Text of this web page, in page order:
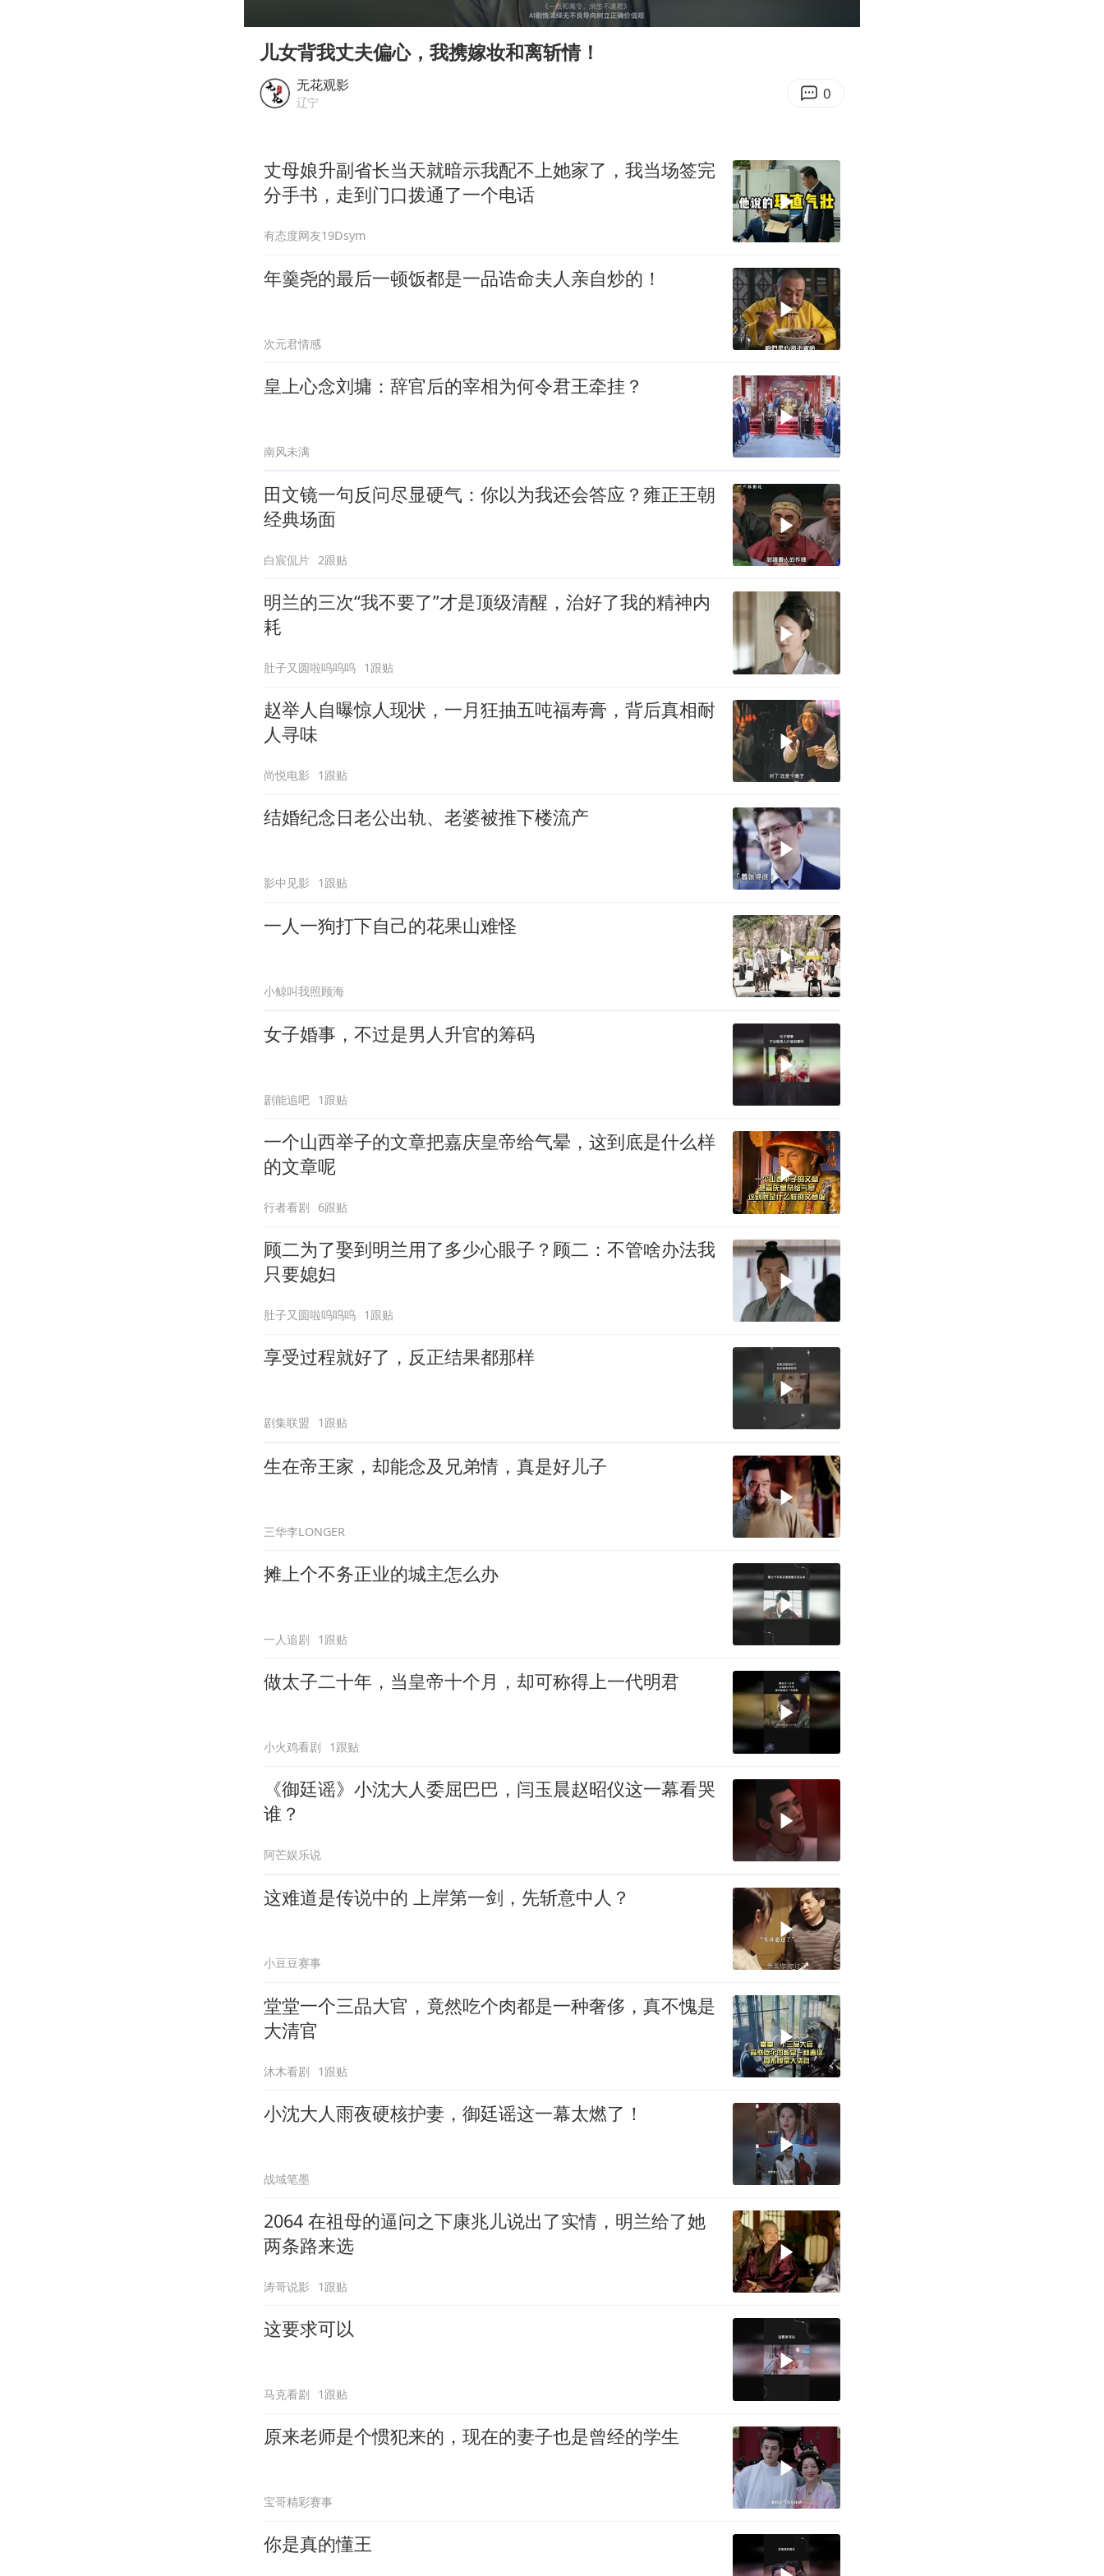
WTT瑞典大满贯女单签表出炉
36岁男演员成景区NPC后人气爆棚
儿女背我丈夫偏心，我携嫁妆和离斩情！
无花观影
辽宁 0
丈母娘升副省长当天就暗示我配不上她家了，我当场签完
分手书，走到门口拨通了一个电话
有态度网友19Dsym
年羹尧的最后一顿饭都是一品诰命夫人亲自炒的！
次元君情感
皇上心念刘墉：辞官后的宰相为何令君王牵挂？
南风未满
田文镜一句反问尽显硬气：你以为我还会答应？雍正王朝
经典场面
白宸侃片 2跟贴
明兰的三次“我不要了”才是顶级清醒，治好了我的精神内
耗
肚子又圆啦呜呜呜 1跟贴
赵举人自曝惊人现状，一月狂抽五吨福寿膏，背后真相耐
人寻味
尚悦电影 1跟贴
结婚纪念日老公出轨、老婆被推下楼流产
影中见影 1跟贴
一人一狗打下自己的花果山难怪
小鲸叫我照顾海
女子婚事，不过是男人升官的筹码
剧能追吧 1跟贴
一个山西举子的文章把嘉庆皇帝给气晕，这到底是什么样
的文章呢
行者看剧 6跟贴
顾二为了娶到明兰用了多少心眼子？顾二：不管啥办法我
只要媳妇
肚子又圆啦呜呜呜 1跟贴
享受过程就好了，反正结果都那样
剧集联盟 1跟贴
生在帝王家，却能念及兄弟情，真是好儿子
三华李LONGER
摊上个不务正业的城主怎么办
一人追剧 1跟贴
做太子二十年，当皇帝十个月，却可称得上一代明君
小火鸡看剧 1跟贴
《御廷谣》小沈大人委屈巴巴，闫玉晨赵昭仪这一幕看哭
谁？
阿芒娱乐说
这难道是传说中的 上岸第一剑，先斩意中人？
小豆豆赛事
堂堂一个三品大官，竟然吃个肉都是一种奢侈，真不愧是
大清官
沐木看剧 1跟贴
小沈大人雨夜硬核护妻，御廷谣这一幕太燃了！
战域笔墨
2064 在祖母的逼问之下康兆儿说出了实情，明兰给了她
两条路来选
涛哥说影 1跟贴
这要求可以
马克看剧 1跟贴
原来老师是个惯犯来的，现在的妻子也是曾经的学生
宝哥精彩赛事
你是真的懂王